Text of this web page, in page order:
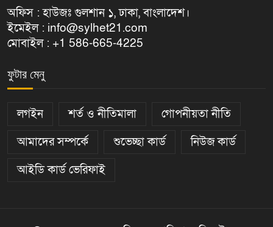
অফিস : হাউজঃ গুলশান ১, ঢাকা, বাংলাদেশ।
ইমেইল : info@sylhet21.com
মোবাইল : +1 586-665-4225
ফুটার মেনু
লগইন শর্ত ও নীতিমালা
গোপনীয়তা নীতি
আমাদের সম্পর্কে
শুভেচ্ছা কার্ড
নিউজ কার্ড
আইডি কার্ড ভেরিফাই